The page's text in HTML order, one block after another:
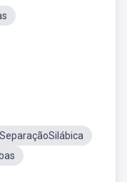
SeparaçãoSilábica